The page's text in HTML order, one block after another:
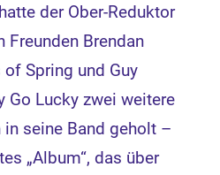
der Ober-Reduktor
Freunden Brendan
Spring und Guy
Go Lucky zwei weitere
seine Band geholt –
„Album“, das über